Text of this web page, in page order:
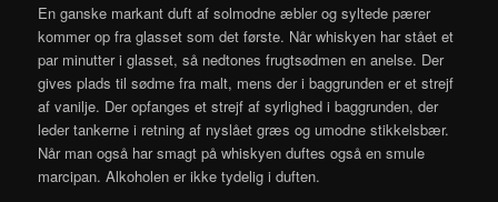
En ganske markant duft af solmodne æbler og syltede pærer
kommer op fra glasset som det første. Når whiskyen har stået et
par minutter i glasset, så nedtones frugtsødmen en anelse. Der
gives plads til sødme fra malt, mens der i baggrunden er et strejf
af vanilje. Der opfanges et strejf af syrlighed i baggrunden, der
leder tankerne i retning af nyslået græs og umodne stikkelsbær.
Når man også har smagt på whiskyen duftes også en smule
marcipan. Alkoholen er ikke tydelig i duften.